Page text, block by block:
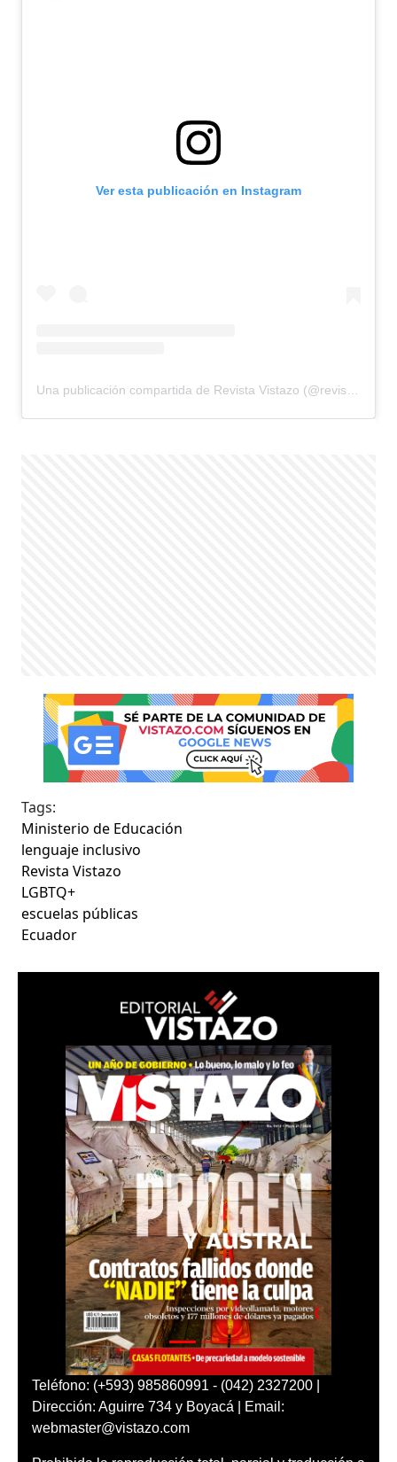
Ver esta publicación en Instagram
Una publicación compartida de Revista Vistazo (@revistavistazo.ec)
Tags:
Ministerio de Educación
lenguaje inclusivo
Revista Vistazo
LGBTQ+
escuelas públicas
Ecuador
Teléfono: (+593) 985860991 - (042) 2327200 |
Dirección: Aguirre 734 y Boyacá | Email:
webmaster@vistazo.com